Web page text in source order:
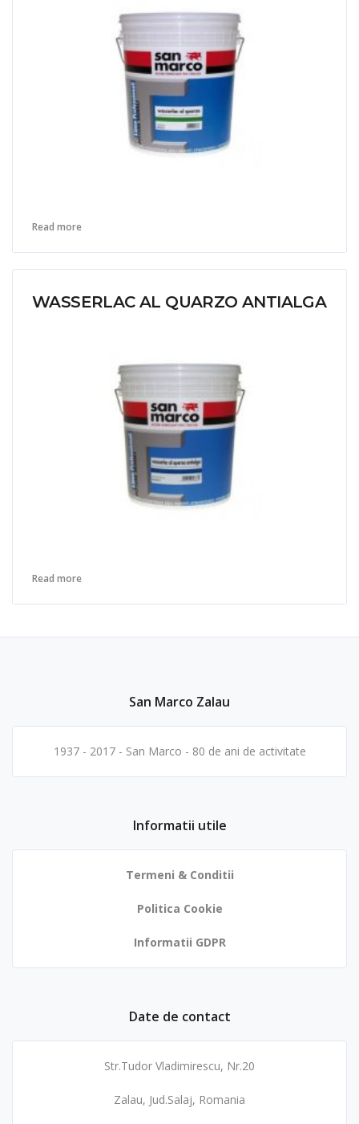
Read more
WASSERLAC AL QUARZO ANTIALGA
Read more
San Marco Zalau
1937 - 2017 - San Marco - 80 de ani de activitate
Informatii utile
Termeni & Conditii
Politica Cookie
Informatii GDPR
Date de contact
Str.Tudor Vladimirescu, Nr.20
Zalau, Jud.Salaj, Romania